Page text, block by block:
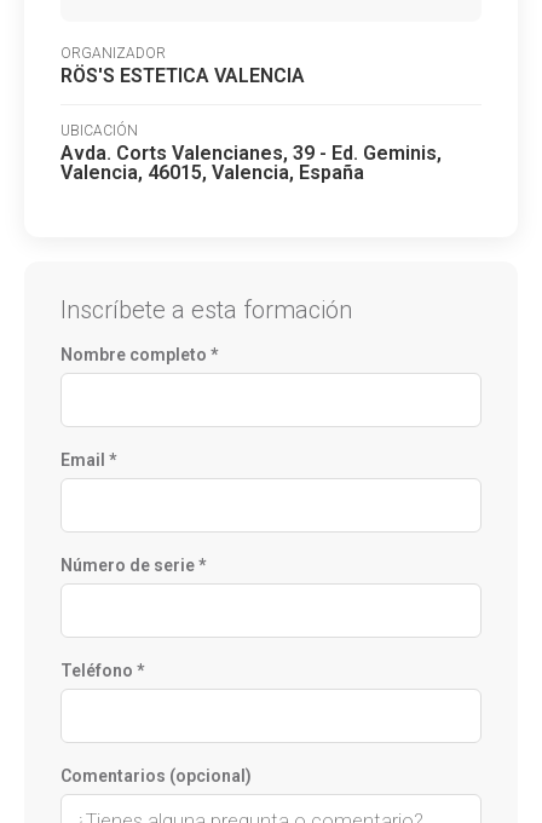
ORGANIZADOR
RÖS'S ESTETICA VALENCIA
UBICACIÓN
Avda. Corts Valencianes, 39 - Ed. Geminis,
Valencia, 46015, Valencia, España
Inscríbete a esta formación
Nombre completo *
Email *
Número de serie *
Teléfono *
Comentarios (opcional)